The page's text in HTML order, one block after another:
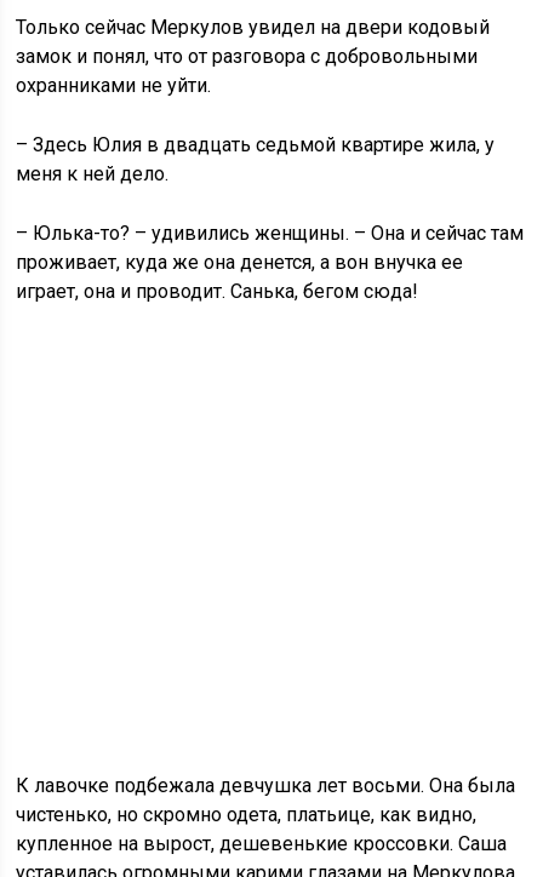
Только сейчас Меркулов увидел на двери кодовый
замок и понял, что от разговора с добровольными
охранниками не уйти.
– Здесь Юлия в двадцать седьмой квартире жила, у
меня к ней дело.
– Юлька-то? – удивились женщины. – Она и сейчас там
проживает, куда же она денется, а вон внучка ее
играет, она и проводит. Санька, бегом сюда!
К лавочке подбежала девчушка лет восьми. Она была
чистенько, но скромно одета, платьице, как видно,
купленное на вырост, дешевенькие кроссовки. Саша